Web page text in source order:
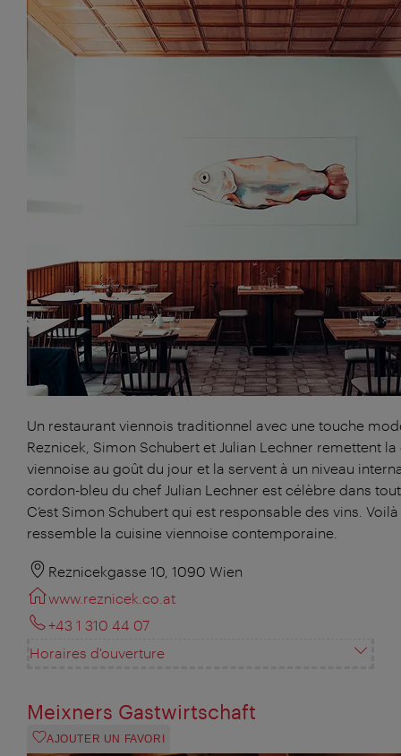
Un restaurant viennois traditionnel avec une touche
Reznicek, Simon Schubert et Julian Lechner remettent la
viennoise au goût du jour et la servent à un niveau
cordon-bleu du chef Julian Lechner est célèbre dans
C’est Simon Schubert qui est responsable des vins.
ressemble la cuisine viennoise contemporaine.
Reznicekgasse 10, 1090 Wien
www.reznicek.co.at
+43 1 310 44 07
Horaires d'ouverture
Meixners Gastwirtschaft
AJOUTER UN FAVORI